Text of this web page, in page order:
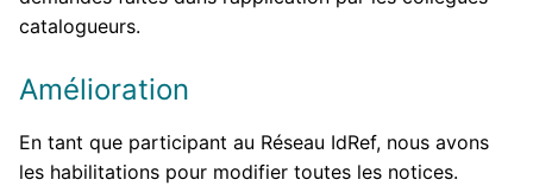
catalogueurs.
Amélioration
En tant que participant au Réseau IdRef, nous avons
les habilitations pour modifier toutes les notices.